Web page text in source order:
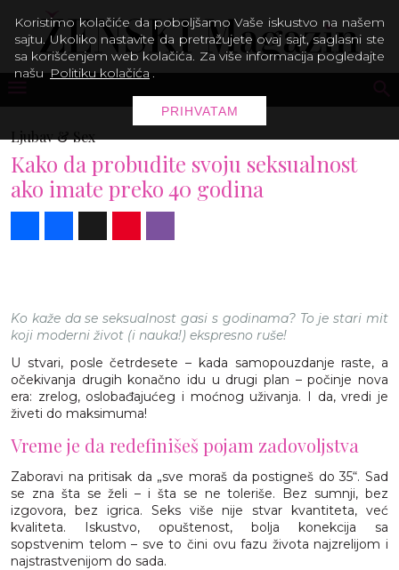
Ljubav & Sex
Kako da probudite svoju seksualnost
ako imate preko 40 godina
Ko kaže da se seksualnost gasi s godinama? To je stari mit
koji moderni život (i nauka!) ekspresno ruše!
U stvari, posle četrdesete – kada samopouzdanje raste, a
očekivanja drugih konačno idu u drugi plan – počinje nova
era: zrelog, oslobađajućeg i moćnog uživanja. I da, vredi je
živeti do maksimuma!
Vreme je da redefinišeš pojam zadovoljstva
Zaboravi na pritisak da „sve moraš da postigneš do 35“. Sad
se zna šta se želi – i šta se ne toleriše. Bez sumnji, bez
izgovora, bez igrica. Seks više nije stvar kvantiteta, već
kvaliteta. Iskustvo, opuštenost, bolja konekcija sa
sopstvenim telom – sve to čini ovu fazu života najzrelijom i
najstrastvenijom do sada.
Koristimo kolačiće da poboljšamo Vaše iskustvo na našem
sajtu. Ukoliko nastavite da pretražujete ovaj sajt, saglasni ste
sa korišćenjem web kolačića. Za više informacija pogledajte
našu Politiku kolačića .
PRIHVATAM